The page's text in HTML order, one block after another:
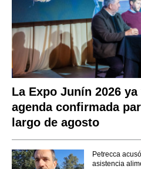
La Expo Junín 2026
agenda confirmada
largo de agosto
Petrecca
asistencia